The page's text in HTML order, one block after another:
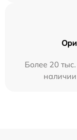
Более 20